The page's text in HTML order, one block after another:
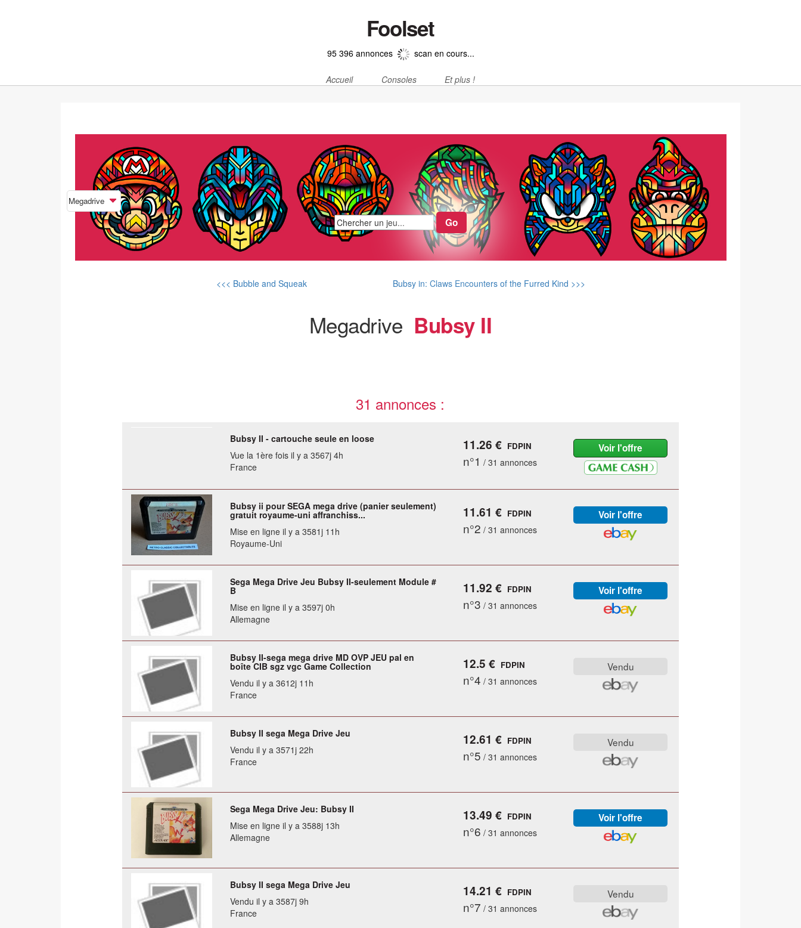
Foolset
95 396 annonces scan en cours...
Accueil Consoles Et plus !
<<< Bubble and Squeak Bubsy in: Claws Encounters of the Furred Kind >>>
Megadrive Bubsy II
31 annonces :
Bubsy II - cartouche seule en loose
Vue la 1ère fois il y a 3567j 4h
France
11.26 € FDPIN
n°1 / 31 annonces
Bubsy ii pour SEGA mega drive (panier seulement)
gratuit royaume-uni affranchiss...
Mise en ligne il y a 3581j 11h
Royaume-Uni
11.61 € FDPIN
n°2 / 31 annonces
Sega Mega Drive Jeu Bubsy II-seulement Module #
B
Mise en ligne il y a 3597j 0h
Allemagne
11.92 € FDPIN
n°3 / 31 annonces
Bubsy II-sega mega drive MD OVP JEU pal en
boîte CIB sgz vgc Game Collection
Vendu il y a 3612j 11h
France
12.5 € FDPIN
n°4 / 31 annonces
Bubsy II sega Mega Drive Jeu
Vendu il y a 3571j 22h
France
12.61 € FDPIN
n°5 / 31 annonces
Sega Mega Drive Jeu: Bubsy II
Mise en ligne il y a 3588j 13h
Allemagne
13.49 € FDPIN
n°6 / 31 annonces
Bubsy II sega Mega Drive Jeu
Vendu il y a 3587j 9h
France
14.21 € FDPIN
n°7 / 31 annonces